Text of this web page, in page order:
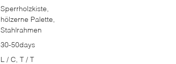
Sperrholzkiste,
hölzerne Palette,
Stahlrahmen
30-50days
L / C, T / T